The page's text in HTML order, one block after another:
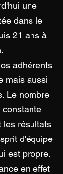
une
dans le
21 ans à
adhérents
mais aussi
Le nombre
constante
les résultats
d'équipe
est propre.
en effet